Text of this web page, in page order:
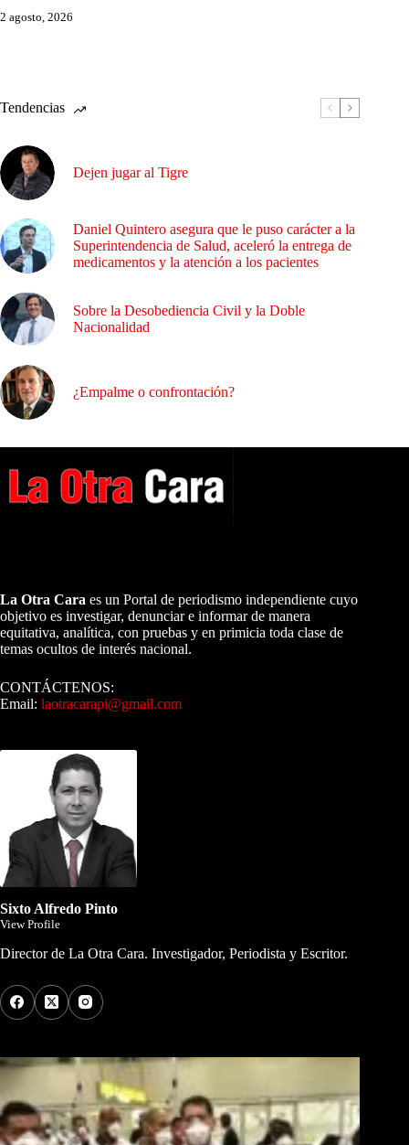
2 agosto, 2026
Tendencias
Dejen jugar al Tigre
Daniel Quintero asegura que le puso carácter a la
Superintendencia de Salud, aceleró la entrega de
medicamentos y la atención a los pacientes
Sobre la Desobediencia Civil y la Doble
Nacionalidad
¿Empalme o confrontación?
La Otra Cara es un Portal de periodismo independiente cuyo
objetivo es investigar, denunciar e informar de manera
equitativa, analítica, con pruebas y en primicia toda clase de
temas ocultos de interés nacional.
CONTÁCTENOS:
Email: laotracarapi@gmail.com
Sixto Alfredo Pinto
View Profile
Director de La Otra Cara. Investigador, Periodista y Escritor.